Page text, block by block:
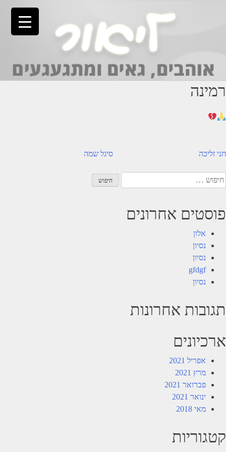
רמינה
ניווט סיגל שמה חני זליכה
חיפוש:
פוסטים אחרונים
אלון
נסיון
נסיון
gfdgf
נסיון
תגובות אחרונות
ארכיונים
אפריל 2021
מרץ 2021
פברואר 2021
ינואר 2021
מאי 2018
קטגוריות